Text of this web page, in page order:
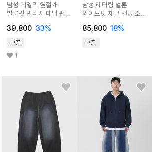
남성 데일리 옆절개
벌룬핏 빈티지 데님 팬츠
39,800 33%
쿠폰
1
남성 레터링 벌룬
와이드핏 체크 밴딩 조거
85,800 18%
쿠폰